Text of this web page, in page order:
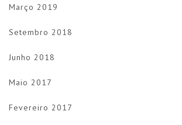
Março 2019
Setembro 2018
Junho 2018
Maio 2017
Fevereiro 2017